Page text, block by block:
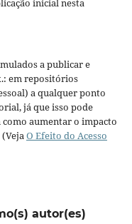
inicial nesta
a publicar e
em repositórios
a qualquer ponto
já que isso pode
aumentar o impacto
O Efeito do Acesso
autor(es)